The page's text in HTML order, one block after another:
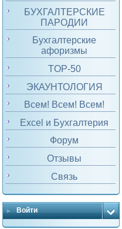
БУХГАЛТЕРСКИЕ
ПАРОДИИ
Бухгалтерские
афоризмы
TOP-50
ЭКАУНТОЛОГИЯ
Всем! Всем! Всем!
Excel и Бухгалтерия
Форум
Отзывы
Связь
Войти